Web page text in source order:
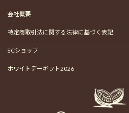
会社概要
特定商取引法に関する法律に基づく表記
ECショップ
ホワイトデーギフト2026